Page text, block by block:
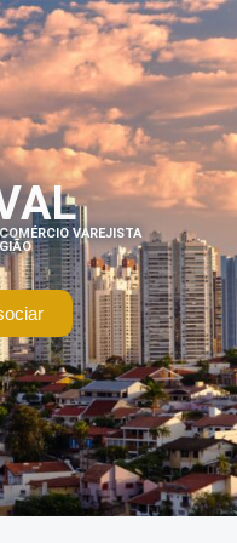
VAREJISTA